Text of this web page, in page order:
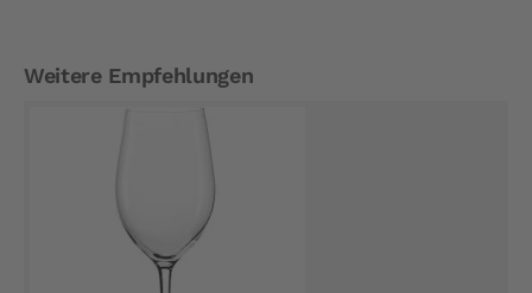
Weitere Empfehlungen